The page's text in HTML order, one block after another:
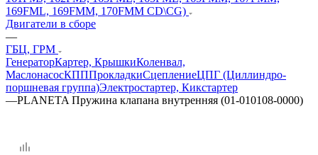
169FML, 169FMM, 170FMM CD\CG)
Двигатели в сборе
—
ГБЦ, ГРМ
ГенераторКартер, КрышкиКоленвал,
МаслонасосКПППрокладкиСцеплениеЦПГ (Циллиндро-
поршневая группа)Электростартер, Кикстартер
—PLANETA Пружина клапана внутренняя (01-010108-0000)